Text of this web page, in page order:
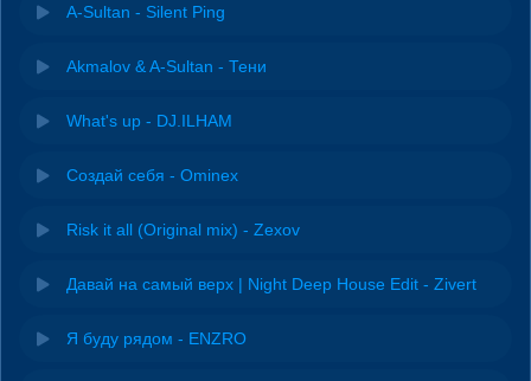
A-Sultan - Silent Ping
Akmalov & A-Sultan - Тени
What's up - DJ.ILHAM
Создай себя - Ominex
Risk it all (Original mix) - Zexov
Давай на самый верх | Night Deep House Edit - Zivert
Я буду рядом - ENZRO